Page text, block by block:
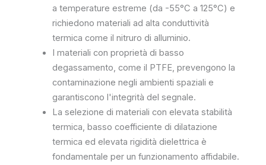
a temperature estreme (da -55°C a 125°C) e
richiedono materiali ad alta conduttività
termica come il nitruro di alluminio.
I materiali con proprietà di basso
degassamento, come il PTFE, prevengono la
contaminazione negli ambienti spaziali e
garantiscono l'integrità del segnale.
La selezione di materiali con elevata stabilità
termica, basso coefficiente di dilatazione
termica ed elevata rigidità dielettrica è
fondamentale per un funzionamento affidabile.